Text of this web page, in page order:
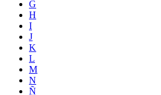
G
H
I
J
K
L
M
N
Ñ